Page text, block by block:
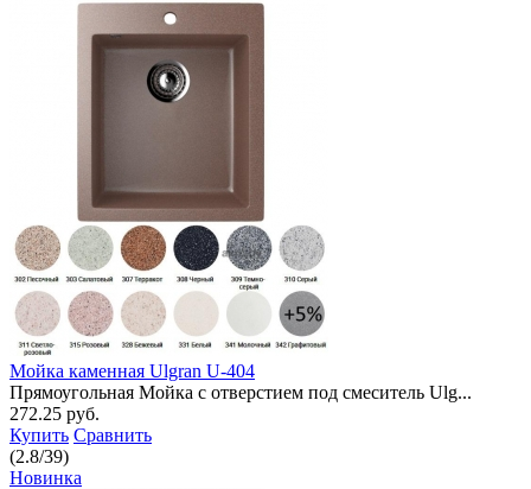
Мойка каменная Ulgran U-404
Прямоугольная Мойка с отверстием под смеситель Ulg...
272.25 руб.
Купить Сравнить
(2.8/39)
Новинка